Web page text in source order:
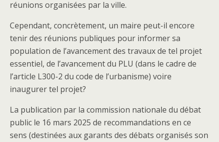
réunions organisées par la ville.
Cependant, concrètement, un maire peut-il encore
tenir des réunions publiques pour informer sa
population de l’avancement des travaux de tel projet
essentiel, de l’avancement du PLU (dans le cadre de
l’article L300-2 du code de l’urbanisme) voire
inaugurer tel projet?
La publication par la commission nationale du débat
public le 16 mars 2025 de recommandations en ce
sens (destinées aux garants des débats organisés son